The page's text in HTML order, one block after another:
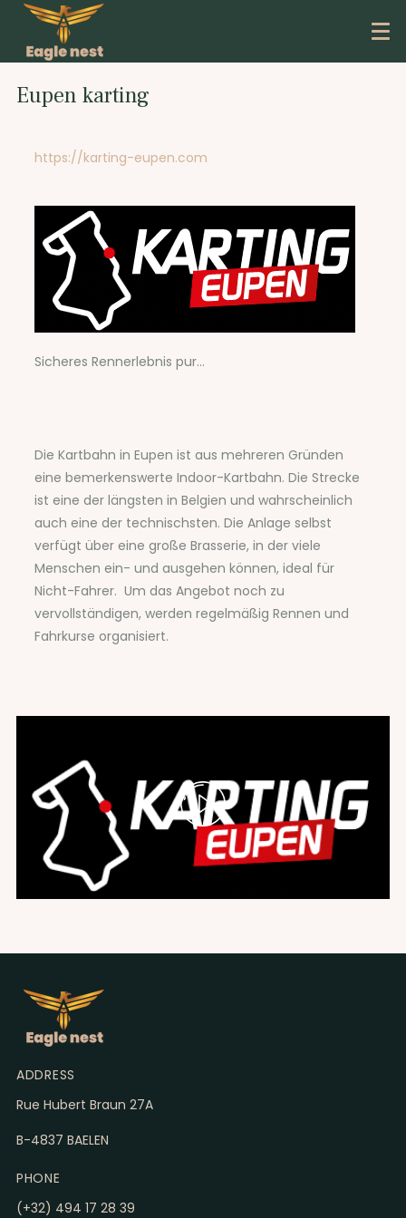
Eupen karting
https://karting-eupen.com
Sicheres Rennerlebnis pur...
Die Kartbahn in Eupen ist aus mehreren Gründen
eine bemerkenswerte Indoor-Kartbahn. Die Strecke
ist eine der längsten in Belgien und wahrscheinlich
auch eine der technischsten. Die Anlage selbst
verfügt über eine große Brasserie, in der viele
Menschen ein- und ausgehen können, ideal für
Nicht-Fahrer. Um das Angebot noch zu
vervollständigen, werden regelmäßig Rennen und
Fahrkurse organisiert.
ADDRESS
Rue Hubert Braun 27A
B-4837 BAELEN
PHONE
(+32) 494 17 28 39